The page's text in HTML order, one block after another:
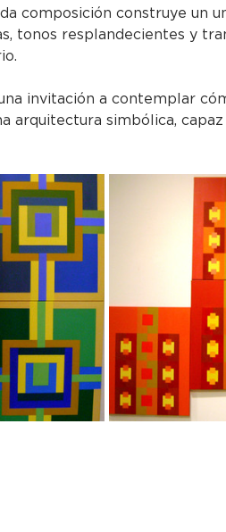
composición construye un
tonos resplandecientes y
invitación a contemplar
arquitectura simbólica,